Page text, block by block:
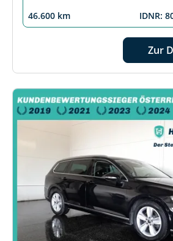
46.600 km
IDNR:
Zur